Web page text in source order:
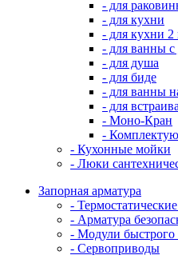
- для
- для кухни
- для кухни
- для ванны
- для душа
- для биде
- для ванны
- для
- Моно-Кран
-
- Кухонные мойки
- Люки
Запорная арматура
-
- Арматура
- Модули быстрого
- Сервоприводы